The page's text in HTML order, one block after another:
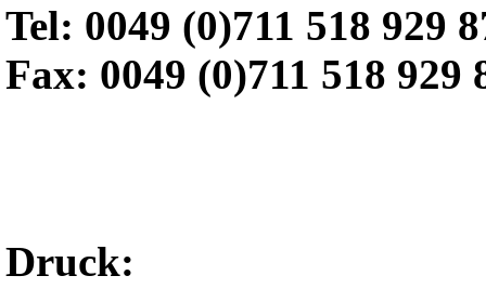
Tel: 0049 (0)711 518 929
Fax: 0049 (0)711 518 929
Druck: